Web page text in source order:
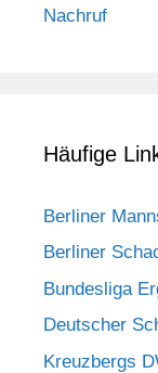
Nachruf
Häufige
Berliner
Berliner
Bundesliga
Deutscher
Kreuzbergs